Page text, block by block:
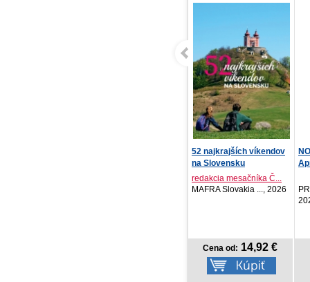
NOTIQUE Denný diár
Aprint Top 2027, tyrk...
PRESCOGROUP SK,
Cena od: 7,77 €